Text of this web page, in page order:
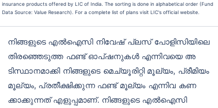
insurance products offered by LIC of India. The sorting is done in alphabetical order (Fund
Data Source: Value Research). For a complete list of plans visit LIC's official website.
നിങ്ങളുടെ എൽഐസി നിവേഷ് പ്ലസ് പോളിസിയിലെ
തിരഞ്ഞെടുത്ത ഫണ്ട് ഓപ്ഷനുകൾ എന്നിവയെ അ
ടിസ്ഥാനമാക്കി നിങ്ങളുടെ മെച്യൂരിറ്റി മൂല്യം, പ്രീമിയം
മൂല്യം, പ്രതീക്ഷിക്കുന്ന ഫണ്ട് മൂല്യം എന്നിവ കണ
ക്കാക്കുന്നത് എളുപ്പമാണ്. നിങ്ങളുടെ എൽഐസി